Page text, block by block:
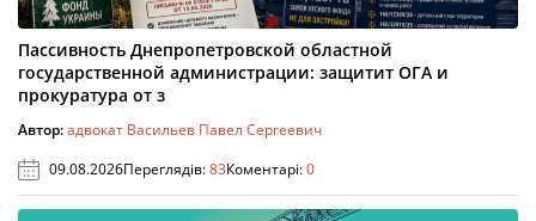
Пассивность Днепропетровской областной
государственной администрации: защитит ОГА и
прокуратура от з
Автор:адвокат Васильев Павел Сергеевич
09.08.2026Переглядів:83Коментарі:0